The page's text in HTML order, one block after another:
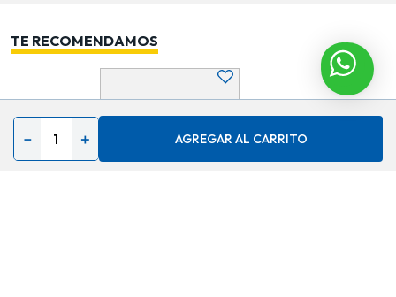
＋
－ AGREGAR AL CARRITO
TE RECOMENDAMOS